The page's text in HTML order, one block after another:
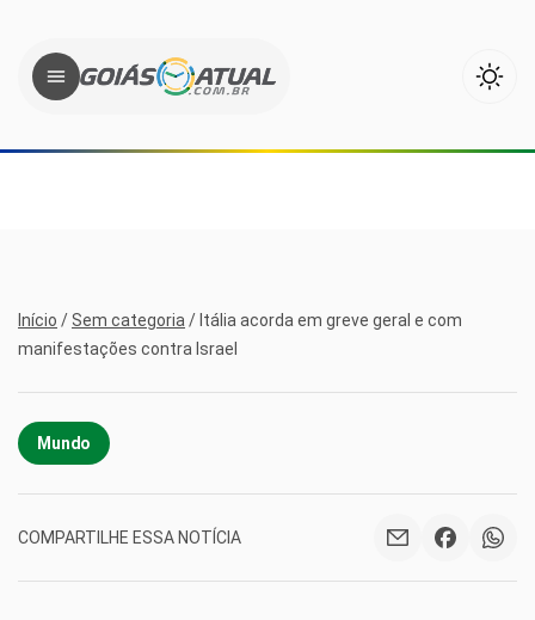
Início / Sem categoria / Itália acorda em greve geral e com
manifestações contra Israel
Mundo
COMPARTILHE ESSA NOTÍCIA